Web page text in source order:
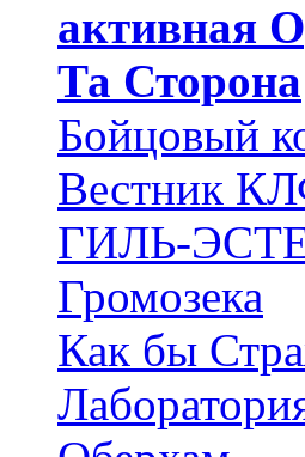
активная
Та Сторона
Бойцовый
Вестник
ГИЛЬ-
Громозека
Как бы